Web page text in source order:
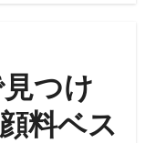
つけ
料ベス